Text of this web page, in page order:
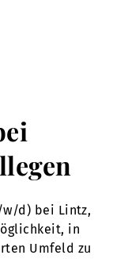
d) bei Lintz,
in
Umfeld zu